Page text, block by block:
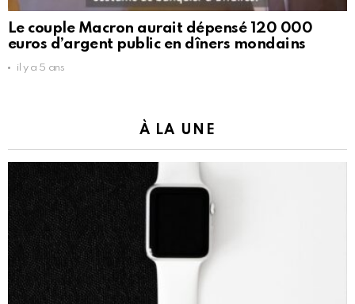
Le couple Macron aurait dépensé 120 000
euros d’argent public en dîners mondains
il y a 5 ans
À LA UNE